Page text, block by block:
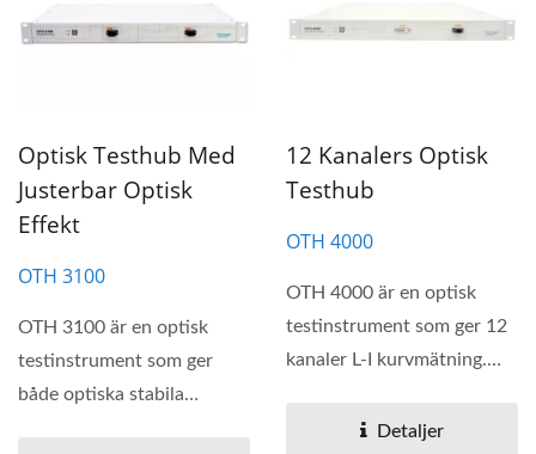
Optisk Testhub Med
Justerbar Optisk
Effekt
OTH 3100
OTH 3100 är en optisk
testinstrument som ger
både optiska stabila
12 Kanalers Optisk
Testhub
OTH 4000
OTH 4000 är en optisk
testinstrument som ger 12
kanaler L-I kurvmätning.
Detaljer